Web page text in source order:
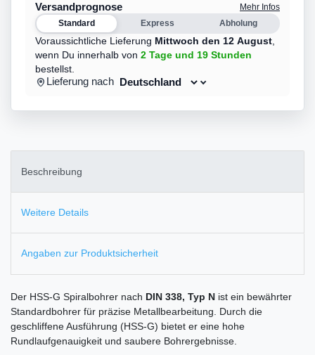
Versandprognose
Mehr Infos
Standard
Express Abholung
Voraussichtliche Lieferung Mittwoch den 12 August
wenn Du innerhalb von 2 Tage und 19 Stunden
bestellst.
Lieferung nach
Beschreibung
Weitere Details
Angaben zur Produktsicherheit
Der HSS-G Spiralbohrer nach DIN 338, Typ N ist ein bewährter
Standardbohrer für präzise Metallbearbeitung. Durch die
geschliffene Ausführung (HSS-G) bietet er eine hohe
Rundlaufgenauigkeit und saubere Bohrergebnisse.